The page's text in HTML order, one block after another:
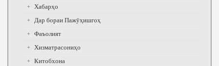
Хабарҳо
Дар бораи Пажӯҳишгоҳ
Фаъолият
Хизматрасониҳо
Китобхона